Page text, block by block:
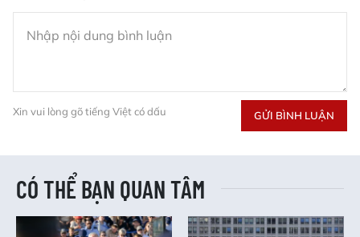
Xin vui lòng gõ tiếng Việt có dấu GỬI BÌNH LUẬN
CÓ THỂ BẠN QUAN TÂM